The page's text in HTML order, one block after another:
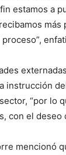
estamos a
instrucción
“por lo
con el
mencionó